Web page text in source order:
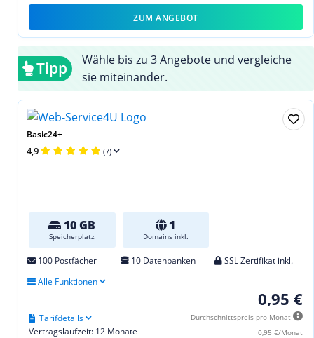
ZUM ANGEBOT
Tipp
Wähle bis zu 3 Angebote und vergleiche
sie miteinander.
Basic24+
4,9 (7)
10 GB
Speicherplatz
1
Domains inkl.
100 Postfächer 10 Datenbanken
SSL Zertifikat inkl.
Alle Funktionen
0,95 €
Durchschnittspreis pro Monat
0,95 €/Monat
Vertragslaufzeit: 12 Monate
Tarifdetails